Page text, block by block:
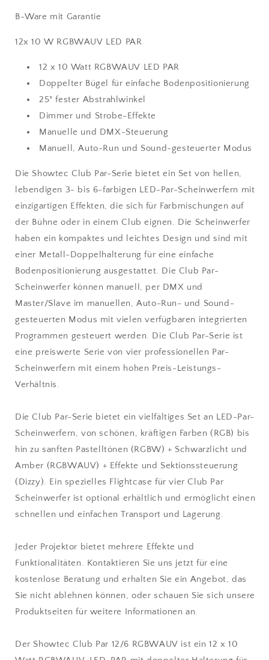
B-Ware mit Garantie
12x 10 W RGBWAUV LED PAR
12 x 10 Watt RGBWAUV LED PAR
Doppelter Bügel für einfache Bodenpositionierung
25° fester Abstrahlwinkel
Dimmer und Strobe-Effekte
Manuelle und DMX-Steuerung
Manuell, Auto-Run und Sound-gesteuerter Modus
Die Showtec Club Par-Serie bietet ein Set von hellen,
lebendigen 3- bis 6-farbigen LED-Par-Scheinwerfern mit
einzigartigen Effekten, die sich für Farbmischungen auf
der Bühne oder in einem Club eignen. Die Scheinwerfer
haben ein kompaktes und leichtes Design und sind mit
einer Metall-Doppelhalterung für eine einfache
Bodenpositionierung ausgestattet. Die Club Par-
Scheinwerfer können manuell, per DMX und
Master/Slave im manuellen, Auto-Run- und Sound-
gesteuerten Modus mit vielen verfügbaren integrierten
Programmen gesteuert werden. Die Club Par-Serie ist
eine preiswerte Serie von vier professionellen Par-
Scheinwerfern mit einem hohen Preis-Leistungs-
Verhältnis.
Die Club Par-Serie bietet ein vielfältiges Set an LED-Par-
Scheinwerfern, von schönen, kräftigen Farben (RGB) bis
hin zu sanften Pastelltönen (RGBW) + Schwarzlicht und
Amber (RGBWAUV) + Effekte und Sektionssteuerung
(Dizzy). Ein spezielles Flightcase für vier Club Par
Scheinwerfer ist optional erhältlich und ermöglicht einen
schnellen und einfachen Transport und Lagerung.
Jeder Projektor bietet mehrere Effekte und
Funktionalitäten. Kontaktieren Sie uns jetzt für eine
kostenlose Beratung und erhalten Sie ein Angebot, das
Sie nicht ablehnen können, oder schauen Sie sich unsere
Produktseiten für weitere Informationen an.
Der Showtec Club Par 12/6 RGBWAUV ist ein 12 x 10